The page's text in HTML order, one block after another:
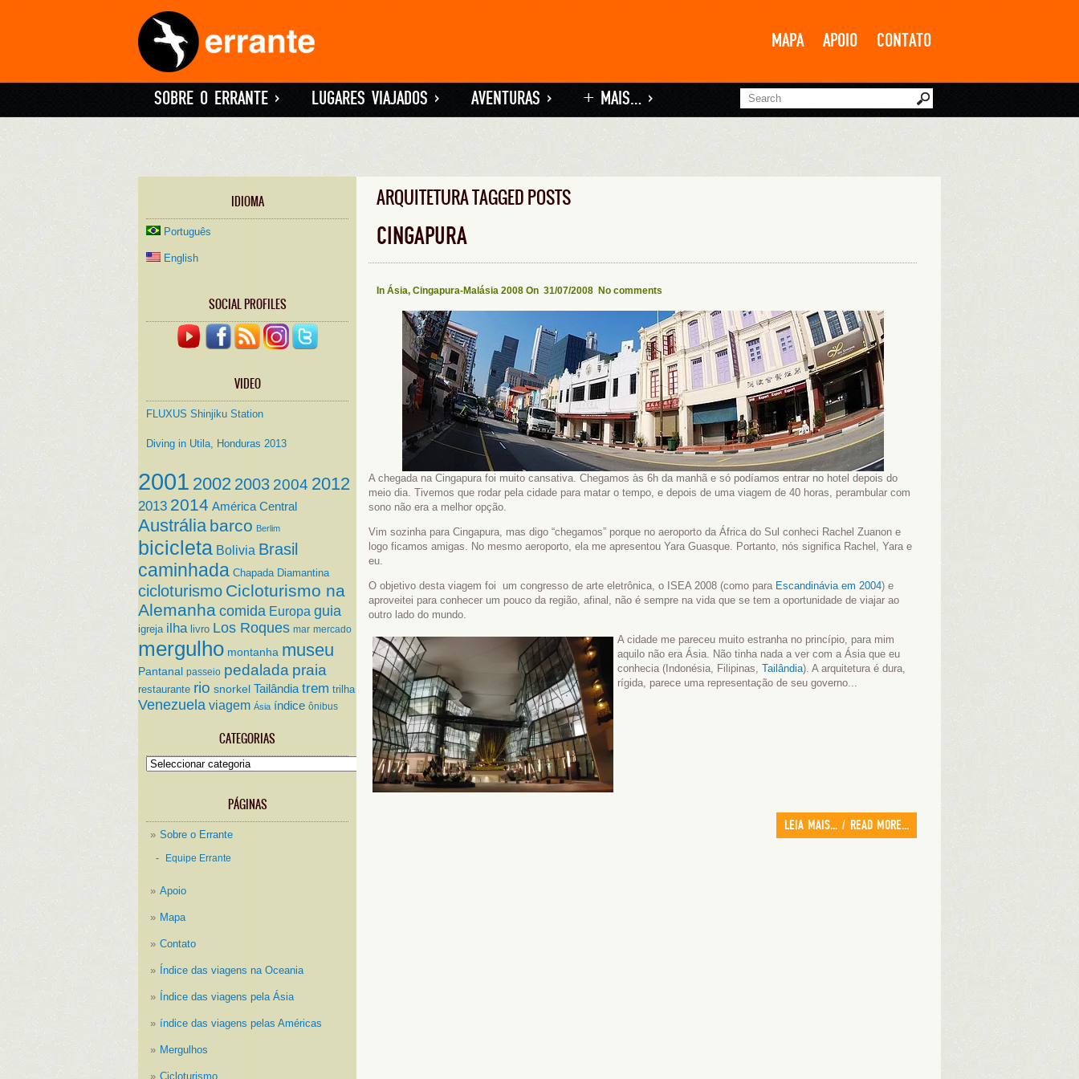
MAPA APOIO CONTATO
SOBRE O ERRANTE » LUGARES VIAJADOS » AVENTURAS » + MAIS… »
IDIOMA
Português
English
SOCIAL PROFILES
VIDEO
FLUXUS Shinjiku Station
Diving in Utila, Honduras 2013
2001 2002 2003 2004 2012
2013 2014 América Central
Austrália barco Berlim
bicicleta Bolivia Brasil
caminhada Chapada Diamantina
cicloturismo Cicloturismo na
Alemanha comida Europa guia
igreja ilha livro Los Roques mar mercado
mergulho montanha museu
Pantanal passeio pedalada praia
restaurante rio snorkel Tailândia trem trilha
Venezuela viagem Ásia índice ônibus
CATEGORIAS
Categorias
PÁGINAS
Sobre o Errante
Equipe Errante
Apoio
Mapa
Contato
Índice das viagens na Oceania
Índice das viagens pela Ásia
índice das viagens pelas Américas
Mergulhos
Cicloturismo
ARQUITETURA TAGGED POSTS
CINGAPURA
In Ásia, Cingapura-Malásia 2008 On 31/07/2008 No comments
A chegada na Cingapura foi muito cansativa. Chegamos às 6h da manhã e só podíamos entrar no hotel depois do
meio dia. Tivemos que rodar pela cidade para matar o tempo, e depois de uma viagem de 40 horas, perambular com
sono não era a melhor opção.
Vim sozinha para Cingapura, mas digo “chegamos” porque no aeroporto da África do Sul conheci Rachel Zuanon e
logo ficamos amigas. No mesmo aeroporto, ela me apresentou Yara Guasque. Portanto, nós significa Rachel, Yara e
eu.
O objetivo desta viagem foi um congresso de arte eletrônica, o ISEA 2008 (como para Escandinávia em 2004) e
aproveitei para conhecer um pouco da região, afinal, não é sempre na vida que se tem a oportunidade de viajar ao
outro lado do mundo.
A cidade me pareceu muito estranha no princípio, para mim
aquilo não era Ásia. Não tinha nada a ver com a Ásia que eu
conhecia (Indonésia, Filipinas, Tailândia). A arquitetura é dura,
rígida, parece uma representação de seu governo...
LEIA MAIS... / READ MORE...